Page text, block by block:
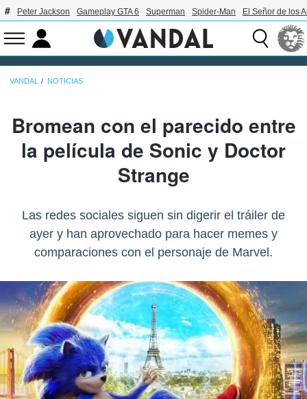
Peter Jackson Gameplay GTA 6 Superman Spider-Man El Señor de los
VANDAL NOTICIAS
Bromean con el parecido entre
la película de Sonic y Doctor
Strange
Las redes sociales siguen sin digerir el tráiler de
ayer y han aprovechado para hacer memes y
comparaciones con el personaje de Marvel.